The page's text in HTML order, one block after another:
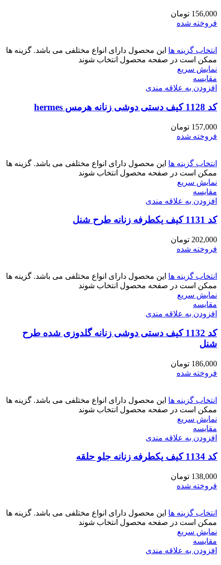
156,000 تومان
فروخته شده
انتخاب گزینه ها این محصول دارای انواع مختلفی می باشد. گزینه ها
ممکن است در صفحه محصول انتخاب شوند
نمایش سریع
مقايسه
افزودن به علاقه مندی
کد 1128 کیف دستی دوشی زنانه هرمس hermes
157,000 تومان
فروخته شده
انتخاب گزینه ها این محصول دارای انواع مختلفی می باشد. گزینه ها
ممکن است در صفحه محصول انتخاب شوند
نمایش سریع
مقايسه
افزودن به علاقه مندی
کد 1131 کیف یکطرفه زنانه طرح شنل
202,000 تومان
فروخته شده
انتخاب گزینه ها این محصول دارای انواع مختلفی می باشد. گزینه ها
ممکن است در صفحه محصول انتخاب شوند
نمایش سریع
مقايسه
افزودن به علاقه مندی
کد 1132 کیف دستی دوشی زنانه گلدوزی شده طرح
شنل
186,000 تومان
فروخته شده
انتخاب گزینه ها این محصول دارای انواع مختلفی می باشد. گزینه ها
ممکن است در صفحه محصول انتخاب شوند
نمایش سریع
مقايسه
افزودن به علاقه مندی
کد 1134 کیف یکطرفه زنانه جلو حلقه
138,000 تومان
فروخته شده
انتخاب گزینه ها این محصول دارای انواع مختلفی می باشد. گزینه ها
ممکن است در صفحه محصول انتخاب شوند
نمایش سریع
مقايسه
افزودن به علاقه مندی